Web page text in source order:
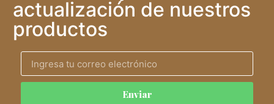
actualización de nuestros
productos
Enviar